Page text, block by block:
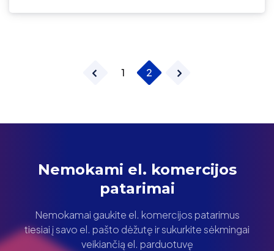
1 2
Nemokami el. komercijos
patarimai
Nemokamai gaukite el. komercijos patarimus
tiesiai į savo el. pašto dėžutę ir sukurkite sėkmingai
veikiančią el. parduotuvę